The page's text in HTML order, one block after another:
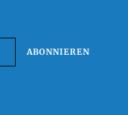
ABONNIEREN